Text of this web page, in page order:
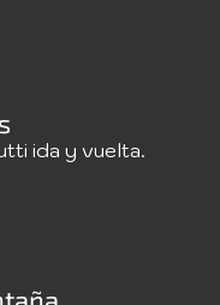
ida y vuelta.